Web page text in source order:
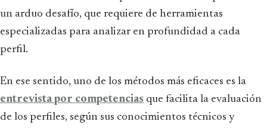
un arduo desafío, que requiere de herramientas
especializadas para analizar en profundidad a cada
perfil.
En ese sentido, uno de los métodos más eficaces es la
entrevista por competencias que facilita la evaluación
de los perfiles, según sus conocimientos técnicos y